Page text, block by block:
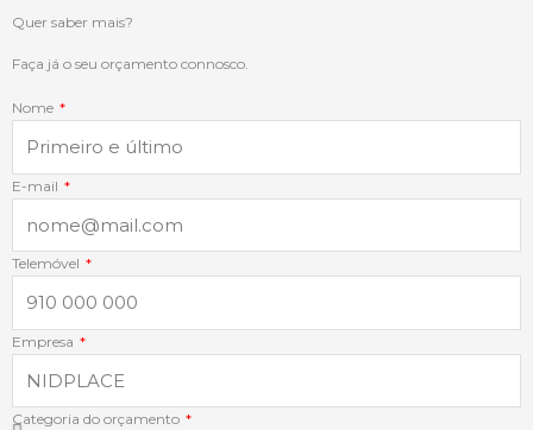
b
o
o
k
-
f
e
d
i
n
-
i
n
g
r
a
m
a
p
p
Quer saber mais?
Faça já o seu orçamento connosco.
Nome
E-mail
Telemóvel
Empresa
Categoria do orçamento